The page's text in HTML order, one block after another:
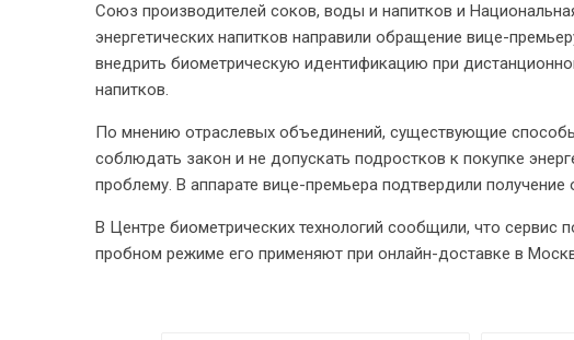
Союз производителей соков, воды и напитков и
энергетических напитков направили обращение вице-
внедрить биометрическую идентификацию при
напитков.
По мнению отраслевых объединений, существующие
соблюдать закон и не допускать подростков к покупке
проблему. В аппарате вице-премьера подтвердили
В Центре биометрических технологий сообщили, что сервис
пробном режиме его применяют при онлайн-доставке в